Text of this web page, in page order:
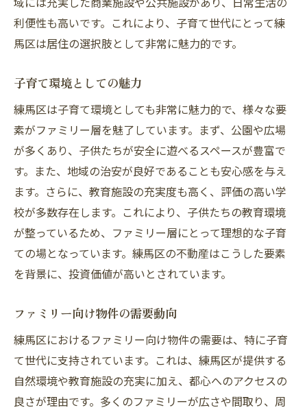
利便性も高いです。これにより、子育て世代にとって練
馬区は居住の選択肢として非常に魅力的です。
子育て環境としての魅力
練馬区は子育て環境としても非常に魅力的で、様々な要
素がファミリー層を魅了しています。まず、公園や広場
が多くあり、子供たちが安全に遊べるスペースが豊富で
す。また、地域の治安が良好であることも安心感を与え
ます。さらに、教育施設の充実度も高く、評価の高い学
校が多数存在します。これにより、子供たちの教育環境
が整っているため、ファミリー層にとって理想的な子育
ての場となっています。練馬区の不動産はこうした要素
を背景に、投資価値が高いとされています。
ファミリー向け物件の需要動向
練馬区におけるファミリー向け物件の需要は、特に子育
て世代に支持されています。これは、練馬区が提供する
自然環境や教育施設の充実に加え、都心へのアクセスの
良さが理由です。多くのファミリーが広さや間取り、周